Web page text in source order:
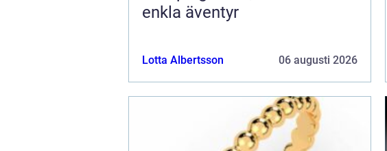
enkla äventyr
Lotta Albertsson 06 augusti 2026